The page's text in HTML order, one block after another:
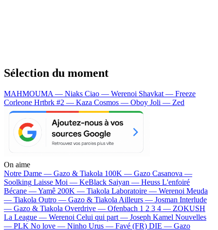
Sélection du moment
MAHMOUMA — Niaks Ciao — Werenoi Shavkat — Freeze
Corleone Hrtbrk #2 — Kaza Cosmos — Oboy Joli — Zed
On aime
Notre Dame — Gazo & Tiakola 100K — Gazo Casanova —
Soolking Laisse Moi — KeBlack Saiyan — Heuss L'enfoiré
Bécane —Yamê 200K — Tiakola Laboratoire — Werenoi Meuda
— Tiakola Outro — Gazo & Tiakola Ailleurs — Josman Interlude
— Gazo & Tiakola Overdrive — Ofenbach 1 2 3 4 — ZOKUSH
La League — Werenoi Celui qui part — Joseph Kamel Nouvelles
— PLK No love — Ninho Urus — Favé (FR) DIE — Gazo